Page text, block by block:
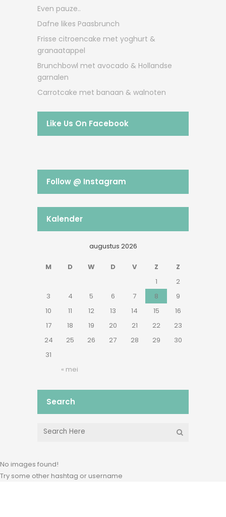
Even pauze..
Dafne likes Paasbrunch
Frisse citroencake met yoghurt &
granaatappel
Brunchbowl met avocado & Hollandse
garnalen
Carrotcake met banaan & walnoten
Like Us On Facebook
Follow @ Instagram
Kalender
augustus 2026
M D W D V Z Z
« mei
1
2
3
4 5 6 7 8
9
10
11 12 13 14 15
16
17
18 19 20 21 22
23
24
25 26 27 28 29
30
31
Search
No images found!
Try some other hashtag or username